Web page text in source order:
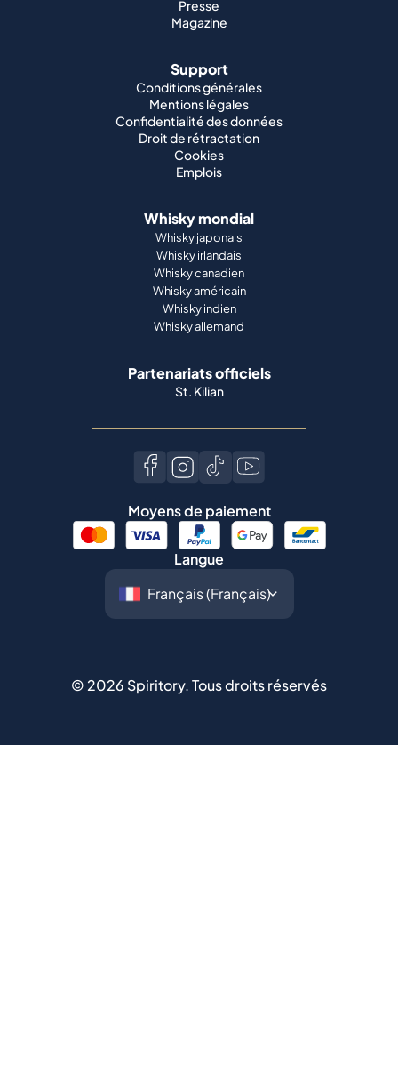
Presse
Magazine
Support
Conditions générales
Mentions légales
Confidentialité des données
Droit de rétractation
Cookies
Emplois
Whisky mondial
Whisky japonais
Whisky irlandais
Whisky canadien
Whisky américain
Whisky indien
Whisky allemand
Partenariats officiels
St. Kilian
Moyens de paiement
Langue
© 2026 Spiritory.Tous droits réservés